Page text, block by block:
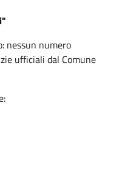
nessun numero
ufficiali dal Comune